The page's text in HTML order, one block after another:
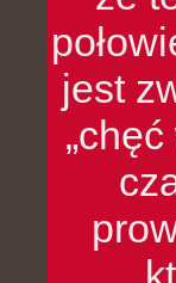
jest